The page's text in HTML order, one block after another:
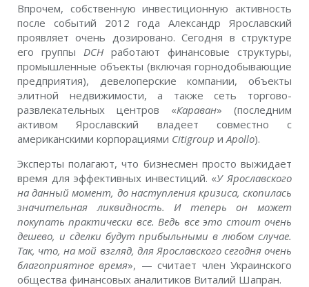
Впрочем, собственную инвестиционную активность
после событий 2012 года Александр Ярославский
проявляет очень дозировано. Сегодня в структуре
его группы DCH работают финансовые структуры,
промышленные объекты (включая горнодобывающие
предприятия), девелоперские компании, объекты
элитной недвижимости, а также сеть торгово-
развлекательных центров «Караван» (последним
активом Ярославский владеет совместно с
американскими корпорациями Citigroup и Аpollo).
Эксперты полагают, что бизнесмен просто выжидает
время для эффективных инвестиций. «У Ярославского
на данный момент, до наступления кризиса, скопилась
значительная ликвидность. И теперь он может
покупать практически все. Ведь все это стоит очень
дешево, и сделки будут прибыльными в любом случае.
Так, что, на мой взгляд, для Ярославского сегодня очень
благоприятное время», — считает член Украинского
общества финансовых аналитиков Виталий Шапран.